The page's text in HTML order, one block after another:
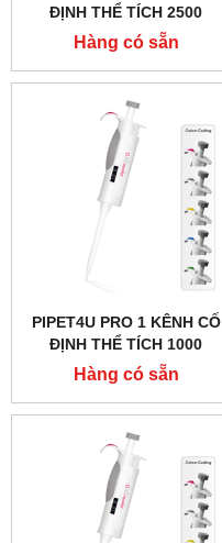
ĐỊNH THỂ TÍCH 2500
MICROLIT (2.5ML) HÃNG
AHN - ĐỨC
Hàng có sẵn
PIPET4U PRO 1 KÊNH CỐ
ĐỊNH THỂ TÍCH 1000
MICROLIT (1ML) HÃNG
AHN - ĐỨC
Hàng có sẵn